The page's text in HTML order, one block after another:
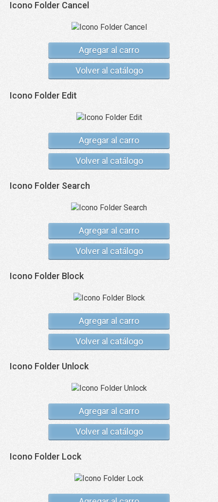
Icono Folder Cancel
Agregar al carro
Volver al catálogo
Icono Folder Edit
Agregar al carro
Volver al catálogo
Icono Folder Search
Agregar al carro
Volver al catálogo
Icono Folder Block
Agregar al carro
Volver al catálogo
Icono Folder Unlock
Agregar al carro
Volver al catálogo
Icono Folder Lock